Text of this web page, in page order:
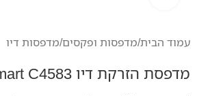
עמוד הבית/מדפסות ופקסים/מדפסות דיו
מדפסת הזרקת דיו HP Photosmart C4583